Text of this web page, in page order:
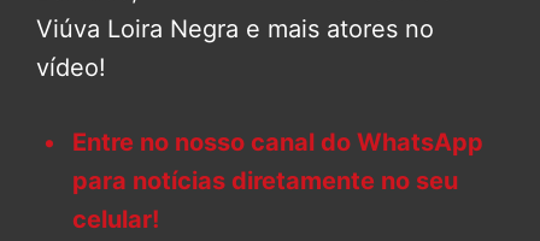
Viúva Loira Negra e mais atores no
vídeo!
Entre no nosso canal do WhatsApp
para notícias diretamente no seu
celular!